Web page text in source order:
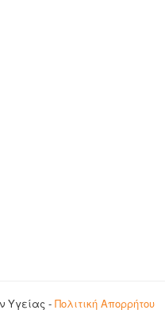
Υγείας -Πολιτική Απορρήτου